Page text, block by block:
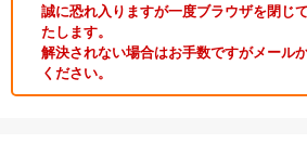
誠に恐れ入りますが一度ブラウザを閉じ
たします。
解決されない場合はお手数ですがメール
ください。